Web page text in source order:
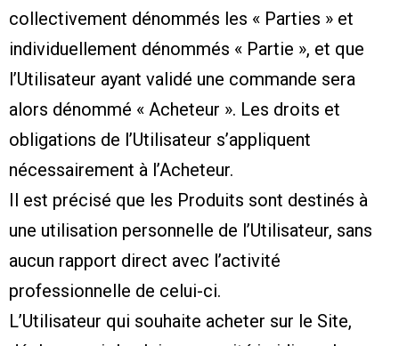
collectivement dénommés les « Parties » et
individuellement dénommés « Partie », et que
l’Utilisateur ayant validé une commande sera
alors dénommé « Acheteur ». Les droits et
obligations de l’Utilisateur s’appliquent
nécessairement à l’Acheteur.
Il est précisé que les Produits sont destinés à
une utilisation personnelle de l’Utilisateur, sans
aucun rapport direct avec l’activité
professionnelle de celui-ci.
L’Utilisateur qui souhaite acheter sur le Site,